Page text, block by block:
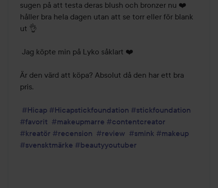
sugen på att testa deras blush och bronzer nu ❤️
håller bra hela dagen utan att se torr eller för blank
ut 👌
Är den värd att köpa? Absolut då den har ett bra
pris.
#Hicap #Hicapstickfoundation #stickfoundation
#favorit #makeupmarre #contentcreator
#kreatör #recension #review #smink #makeup
#svensktmärke #beautyyoutuber